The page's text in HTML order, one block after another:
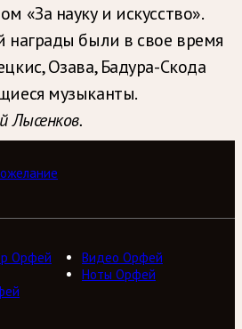
«За науку и искусство».
награды были в свое время
Озава, Бадура-Скода
музыканты.
Лысенков.
Орфей
Видео Орфей
Ноты Орфей